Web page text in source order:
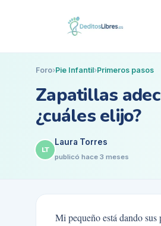
Foro›Pie Infantil›Primeros pasos
Zapatillas
¿cuáles elijo?
LT
Laura Torres
publicó hace 3 meses
Mi pequeño está dando